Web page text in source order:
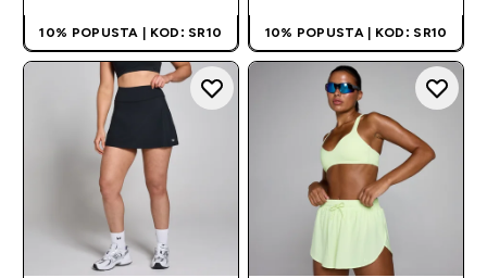
10% POPUSTA | KOD: SR10 10% POPUSTA | KOD: SR10